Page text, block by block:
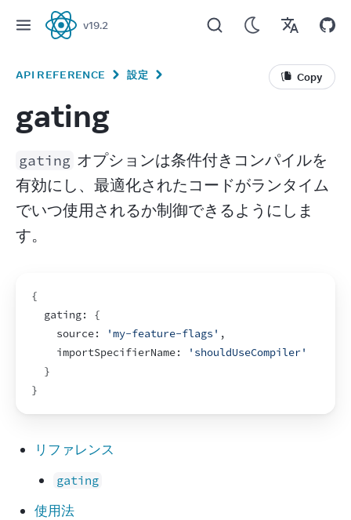
React
v19.2
API REFERENCE 設定 Copy
gating
gating オプションは条件付きコンパイルを
有効にし、最適化されたコードがランタイム
でいつ使用されるか制御できるようにしま
す。
{
  gating
:
{
    source
: 'my-feature-flags' ,
importSpecifierName:
'shouldUseCompiler'
}
}
リファレンス
gating
使用法